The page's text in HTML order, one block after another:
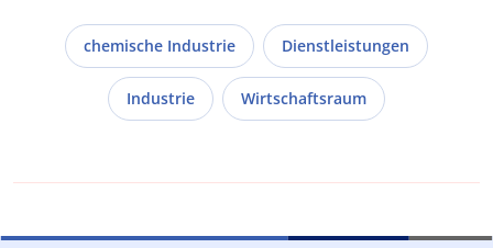
chemische Industrie Dienstleistungen
Industrie Wirtschaftsraum